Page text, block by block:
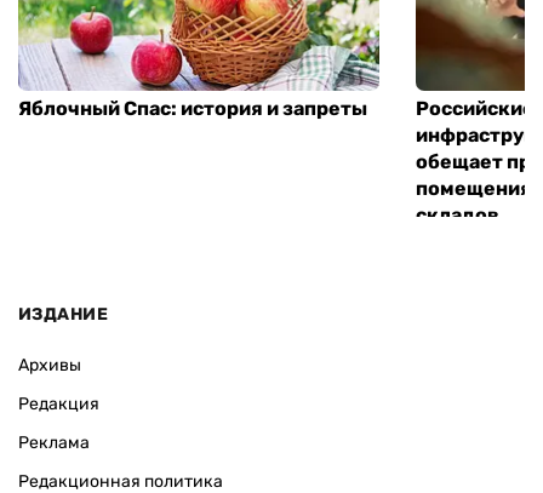
Яблочный Спас: история и запреты
Российские
обещает
помещения
складов
ИЗДАНИЕ
Архивы
Редакция
Реклама
Редакционная политика